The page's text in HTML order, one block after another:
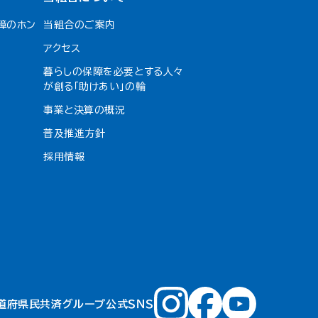
のホン 当組合のご案内
アクセス
暮らしの保障を必要とする人々
が創る「助けあい」の輪
事業と決算の概況
普及推進方針
採用情報
府県民共済グループ公式ＳＮＳ